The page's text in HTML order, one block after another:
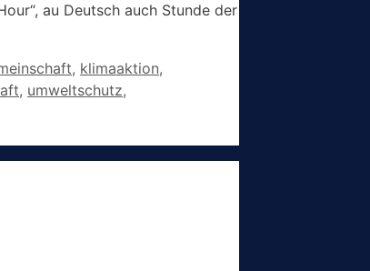
au Deutsch auch Stunde der
, klimaaktion,
, umweltschutz,